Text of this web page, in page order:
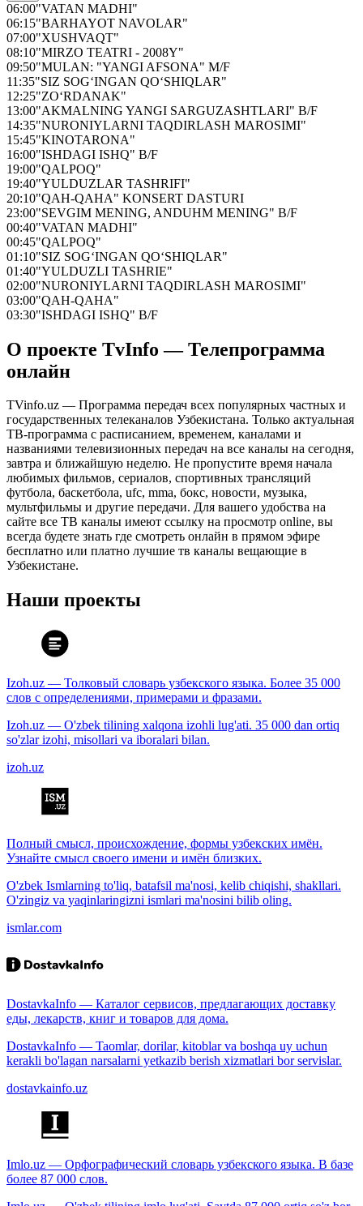
06:00"VATAN MADHI"
06:15"BARHAYOT NAVOLAR"
07:00"XUSHVAQT"
08:10"MIRZO TEATRI - 2008Y"
09:50"MULAN: "YANGI AFSONA" M/F
11:35"SIZ SOG‘INGAN QO‘SHIQLAR"
12:25"ZO‘RDANAK"
13:00"AKMALNING YANGI SARGUZASHTLARI" B/F
14:35"NURONIYLARNI TAQDIRLASH MAROSIMI"
15:45"KINOTARONA"
16:00"ISHDAGI ISHQ" B/F
19:00"QALPOQ"
19:40"YULDUZLAR TASHRIFI"
20:10"QAH-QAHA" KONSERT DASTURI
23:00"SEVGIM MENING, ANDUHM MENING" B/F
00:40"VATAN MADHI"
00:45"QALPOQ"
01:10"SIZ SOG‘INGAN QO‘SHIQLAR"
01:40"YULDUZLI TASHRIE"
02:00"NURONIYLARNI TAQDIRLASH MAROSIMI"
03:00"QAH-QAHA"
03:30"ISHDAGI ISHQ" B/F
О проекте TvInfo — Телепрограмма
онлайн
TVinfo.uz — Программа передач всех популярных частных и
государственных телеканалов Узбекистана. Только актуальная
ТВ-программа с расписанием, временем, каналами и
названиями телевизионных передач на все каналы на сегодня,
завтра и ближайшую неделю. Не пропустите время начала
любимых фильмов, сериалов, спортивных трансляций
футбола, баскетбола, ufc, mma, бокс, новости, музыка,
мультфильмы и другие передачи. Для вашего удобства на
сайте все ТВ каналы имеют ссылку на просмотр online, вы
всегда будете знать где смотреть онлайн в прямом эфире
бесплатно или платно лучшие тв каналы вещающие в
Узбекистане.
Наши проекты
Izoh.uz — Толковый словарь узбекского языка. Более 35 000
слов с определениями, примерами и фразами.
Izoh.uz — O'zbek tilining xalqona izohli lug'ati. 35 000 dan ortiq
so'zlar izohi, misollari va iboralari bilan.
izoh.uz
Полный смысл, происхождение, формы узбекских имён.
Узнайте смысл своего имени и имён близких.
O'zbek Ismlarning to'liq, batafsil ma'nosi, kelib chiqishi, shakllari.
O'zingiz va yaqinlaringizni ismlari ma'nosini bilib oling.
ismlar.com
DostavkaInfo — Каталог сервисов, предлагающих доставку
еды, лекарств, книг и товаров для дома.
DostavkaInfo — Taomlar, dorilar, kitoblar va boshqa uy uchun
kerakli bo'lagan narsalarni yetkazib berish xizmatlari bor servislar.
dostavkainfo.uz
Imlo.uz — Орфографический словарь узбекского языка. В базе
более 87 000 слов.